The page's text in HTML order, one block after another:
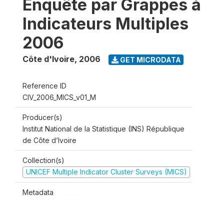
Enquête par Grappes à
Indicateurs Multiples
2006
Côte d'Ivoire, 2006 GET MICRODATA
Reference ID
CIV_2006_MICS_v01_M
Producer(s)
Institut National de la Statistique (INS) République
de Côte d’Ivoire
Collection(s)
UNICEF Multiple Indicator Cluster Surveys (MICS)
Metadata